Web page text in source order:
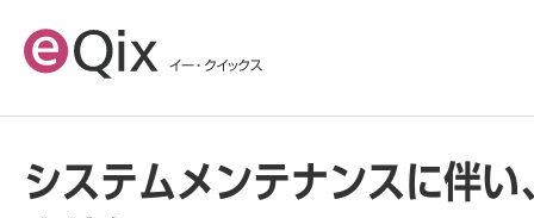
システムメンテナンスに伴